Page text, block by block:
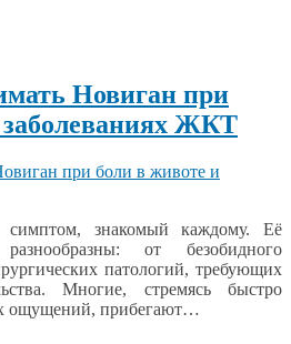
Новиган при
ЖКТ
знакомый каждому. Её
от безобидного
патологий, требующих
Многие, стремясь быстро
ощущений, прибегают…